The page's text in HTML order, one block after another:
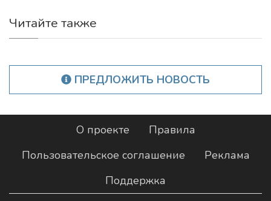
Читайте также
ПРЕДЛОЖИТЬ НОВОСТЬ
О проекте
Правила
Пользовательское соглашение
Реклама
Поддержка